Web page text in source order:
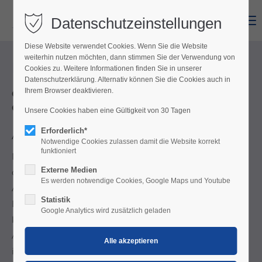
Menu
Burgenland Card
Grenzenloses Urlaubsvergnügen - entdecke viel für wenig
Geld!
Angebote, soweit das Auge reicht
Nur einmal schlafen - und es eröffnet sich für dich und
deine Familie eine ganze Welt voll zusätzlicher
Angebote. Schon ab der ersten Übernachtung in einer
Burgenland Card Partner-Unterkunft erhältst du die
kostenlose Burgenland Card. Für die Dauer deines
Aufenthaltes kannst du damit viele Gratis-Leistungen
in Anspruch nehmen und kommst in den Genuss von
Datenschutzeinstellungen
Diese Website verwendet Cookies. Wenn Sie die Website
weiterhin nutzen möchten, dann stimmen Sie der Verwendung von
Cookies zu. Weitere Informationen finden Sie in unserer
Datenschutzerklärung. Alternativ können Sie die Cookies auch in
Ihrem Browser deaktivieren.
Unsere Cookies haben eine Gültigkeit von 30 Tagen
Erforderlich*
Notwendige Cookies zulassen damit die Website korrekt
funktioniert
Externe Medien
Es werden notwendige Cookies, Google Maps und Youtube
Statistik
Google Analytics wird zusätzlich geladen